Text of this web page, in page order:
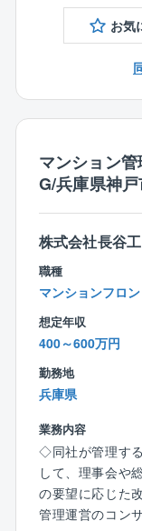
を図っています
★事業所での研
れていただきま
催する勉強会に
【転勤について
将来的な転勤は
の十数エリアか
異動が発生する
に確認していま
合は、各種手当あ
■管理人の派遣
※初期教育は管
◎管理組合運営
大半の管理マン
また、会計業務
様々な専門部署
◎突発的な対応
夜間/緊急におい
応するため、突
す。
◎過度なノルマ
成果数字の目標
く、マンション
です。
◎中途社員も活
中途入社社員が
課長に昇格した
お気
マンション
G/兵庫県神
株式会社長谷
職種
マンションフロン
想定年収
400～600万円
勤務地
兵庫県
業務内容
◇同社が管理す
して、理事会や
の要望に応じた
管理運営のコン